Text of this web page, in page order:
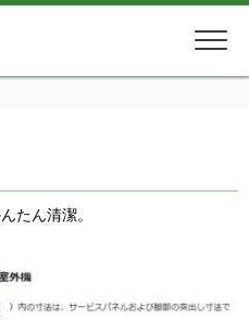
たん清潔。